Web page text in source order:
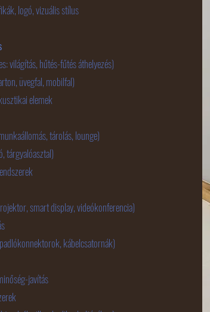
logó, vizuális stílus
világítás, hűtés-fűtés áthelyezés)
üvegfal, mobilfal)
elemek
tárolás, lounge)
tárgyalóasztal)
smart display, videókonferencia)
kábelcsatornák)
javítás